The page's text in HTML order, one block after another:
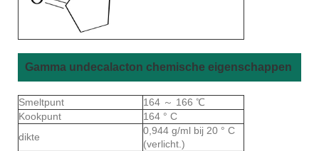
Gamma undecalacton chemische eigenschappen
Smeltpunt
164 ～ 166 ℃
Kookpunt
164 ° C
dikte
0,944 g/ml bij 20 ° C
(verlicht.)